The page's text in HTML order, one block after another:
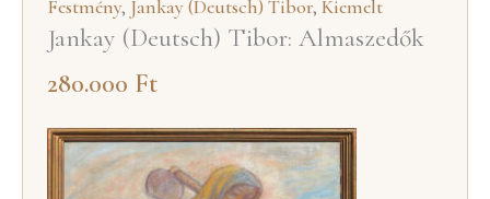
Festmény, Jankay (Deutsch) Tibor, Kiemelt
Jankay (Deutsch) Tibor: Almaszedők
280.000 Ft